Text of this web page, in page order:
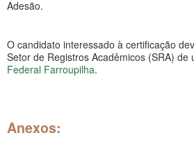
Adesão.
O candidato interessado à certificação
Setor de Registros Acadêmicos (SRA) de
Federal Farroupilha.
Anexos: